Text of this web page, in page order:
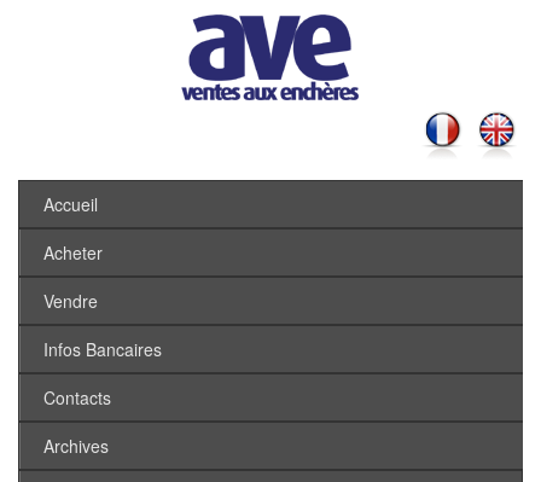
Accueil
Acheter
Vendre
Infos Bancaires
Contacts
Archives